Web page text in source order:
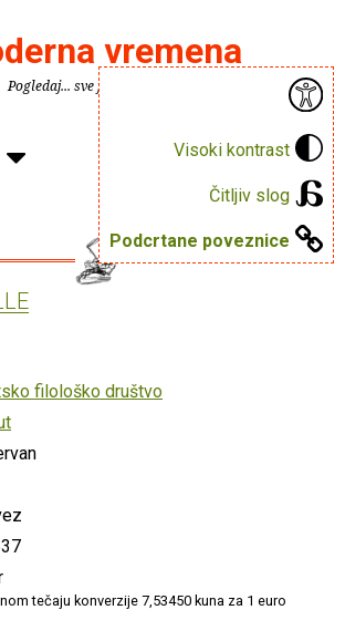
Visoki kontrast
Čitljiv slog
Podcrtane poveznice
vremena
Pogledaj... sve je puno knjiga.
filološko društvo
tečaju konverzije 7,53450 kuna za 1 euro